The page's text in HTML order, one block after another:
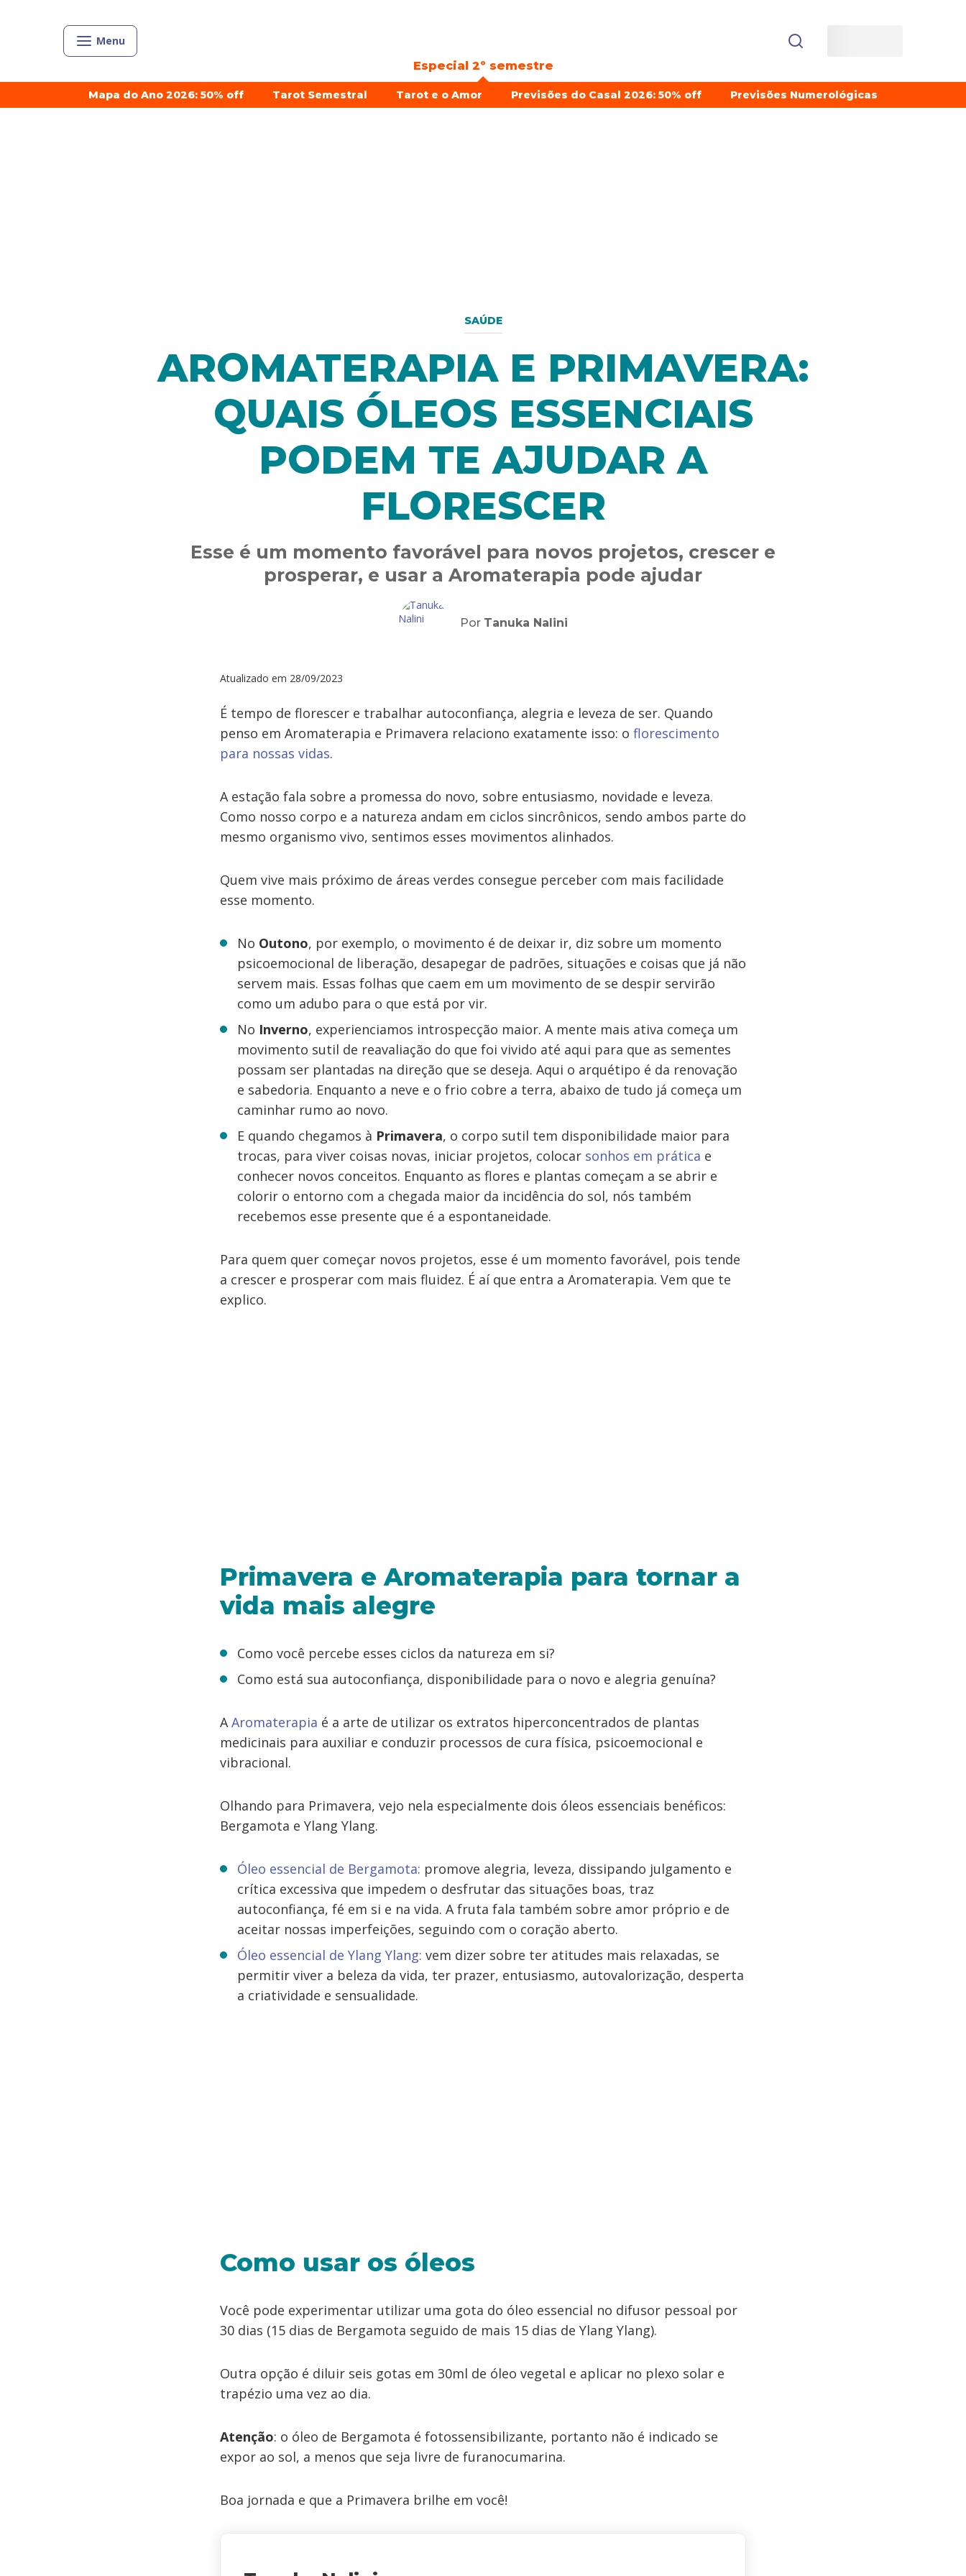
Menu
Especial 2º semestre
Mapa do Ano 2026: 50% off Tarot Semestral Tarot e o Amor Previsões do Casal 2026: 50% off Previsões Numerológicas
SAÚDE
AROMATERAPIA E PRIMAVERA:
QUAIS ÓLEOS ESSENCIAIS
PODEM TE AJUDAR A
FLORESCER
Esse é um momento favorável para novos projetos, crescer e
prosperar, e usar a Aromaterapia pode ajudar
Por Tanuka Nalini
Atualizado em 28/09/2023
É tempo de florescer e trabalhar autoconfiança, alegria e leveza de ser. Quando
penso em Aromaterapia e Primavera relaciono exatamente isso: o florescimento
para nossas vidas.
A estação fala sobre a promessa do novo, sobre entusiasmo, novidade e leveza.
Como nosso corpo e a natureza andam em ciclos sincrônicos, sendo ambos parte do
mesmo organismo vivo, sentimos esses movimentos alinhados.
Quem vive mais próximo de áreas verdes consegue perceber com mais facilidade
esse momento.
No Outono, por exemplo, o movimento é de deixar ir, diz sobre um momento
psicoemocional de liberação, desapegar de padrões, situações e coisas que já não
servem mais. Essas folhas que caem em um movimento de se despir servirão
como um adubo para o que está por vir.
No Inverno, experienciamos introspecção maior. A mente mais ativa começa um
movimento sutil de reavaliação do que foi vivido até aqui para que as sementes
possam ser plantadas na direção que se deseja. Aqui o arquétipo é da renovação
e sabedoria. Enquanto a neve e o frio cobre a terra, abaixo de tudo já começa um
caminhar rumo ao novo.
E quando chegamos à Primavera, o corpo sutil tem disponibilidade maior para
trocas, para viver coisas novas, iniciar projetos, colocar sonhos em prática e
conhecer novos conceitos. Enquanto as flores e plantas começam a se abrir e
colorir o entorno com a chegada maior da incidência do sol, nós também
recebemos esse presente que é a espontaneidade.
Para quem quer começar novos projetos, esse é um momento favorável, pois tende
a crescer e prosperar com mais fluidez. É aí que entra a Aromaterapia. Vem que te
explico.
Primavera e Aromaterapia para tornar a
vida mais alegre
Como você percebe esses ciclos da natureza em si?
Como está sua autoconfiança, disponibilidade para o novo e alegria genuína?
AAromaterapia é a arte de utilizar os extratos hiperconcentrados de plantas
medicinais para auxiliar e conduzir processos de cura física, psicoemocional e
vibracional.
Olhando para Primavera, vejo nela especialmente dois óleos essenciais benéficos:
Bergamota e Ylang Ylang.
Óleo essencial de Bergamota: promove alegria, leveza, dissipando julgamento e
crítica excessiva que impedem o desfrutar das situações boas, traz
autoconfiança, fé em si e na vida. A fruta fala também sobre amor próprio e de
aceitar nossas imperfeições, seguindo com o coração aberto.
Óleo essencial de Ylang Ylang: vem dizer sobre ter atitudes mais relaxadas, se
permitir viver a beleza da vida, ter prazer, entusiasmo, autovalorização, desperta
a criatividade e sensualidade.
Como usar os óleos
Você pode experimentar utilizar uma gota do óleo essencial no difusor pessoal por
30 dias (15 dias de Bergamota seguido de mais 15 dias de Ylang Ylang).
Outra opção é diluir seis gotas em 30ml de óleo vegetal e aplicar no plexo solar e
trapézio uma vez ao dia.
Atenção: o óleo de Bergamota é fotossensibilizante, portanto não é indicado se
expor ao sol, a menos que seja livre de furanocumarina.
Boa jornada e que a Primavera brilhe em você!